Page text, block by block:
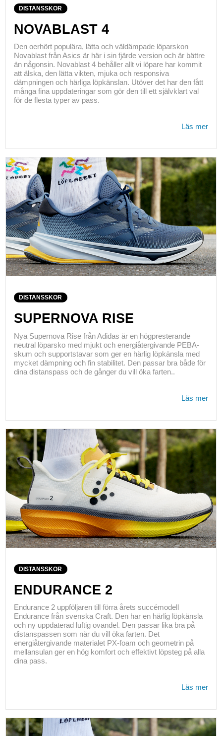
DISTANSSKOR
NOVABLAST 4
Den oerhört populära, lätta och väldämpade löparskon
Novablast från Asics är här i sin fjärde version och är bättre
än någonsin. Novablast 4 behåller allt vi löpare har kommit
att älska, den lätta vikten, mjuka och responsiva
dämpningen och härliga löpkänslan. Utöver det har den fått
många fina uppdateringar som gör den till ett självklart val
för de flesta typer av pass.
Läs mer
DISTANSSKOR
SUPERNOVA RISE
Nya Supernova Rise från Adidas är en högpresterande
neutral löparsko med mjukt och energiåtergivande PEBA-
skum och supportstavar som ger en härlig löpkänsla med
mycket dämpning och fin stabilitet. Den passar bra både för
dina distanspass och de gånger du vill öka farten..
Läs mer
DISTANSSKOR
ENDURANCE 2
Endurance 2 uppföljaren till förra årets succémodell
Endurance från svenska Craft. Den har en härlig löpkänsla
och ny uppdaterad luftig ovandel. Den passar lika bra på
distanspassen som när du vill öka farten. Det
energiåtergivande materialet PX-foam och geometrin på
mellansulan ger en hög komfort och effektivt löpsteg på alla
dina pass.
Läs mer